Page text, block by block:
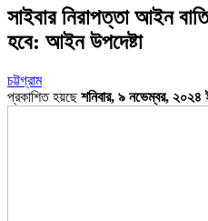
সাইবার নিরাপত্তা আইন
হবে: আইন উপদেষ্টা
চট্টগ্রাম
প্রকাশিত হয়ছেশনিবার, ৯ নভেম্বর, ২০২৪